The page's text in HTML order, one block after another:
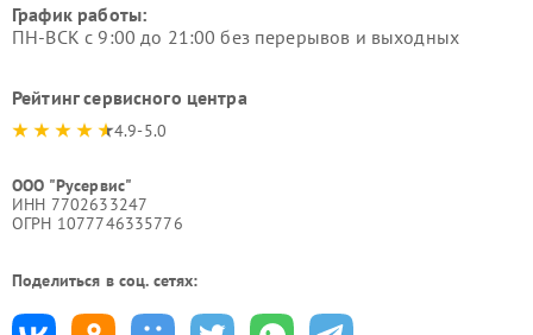
График работы:
ПН-ВСК с 9:00 до 21:00 без перерывов и выходных
Рейтинг сервисного центра
4.9-5.0
ООО "Русервис"
ИНН 7702633247
ОГРН 1077746335776
Поделиться в соц. сетях: